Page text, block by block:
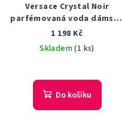
Versace Crystal Noir
parfémovaná voda dámská
90 ml tester
1 198 Kč
Skladem(1 ks)
Do košíku